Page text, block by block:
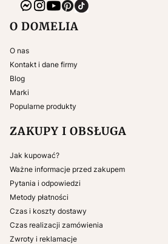
Linki w stopce
O DOMELIA
O nas
Kontakt i dane firmy
Blog
Marki
Popularne produkty
ZAKUPY I OBSŁUGA
Jak kupować?
Ważne informacje przed zakupem
Pytania i odpowiedzi
Metody płatności
Czas i koszty dostawy
Czas realizacji zamówienia
Zwroty i reklamacje